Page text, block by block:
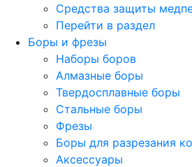
Средства защиты
Перейти в раздел
Боры и фрезы
Наборы боров
Алмазные боры
Твердосплавные боры
Стальные боры
Фрезы
Боры для разрезания
Аксессуары